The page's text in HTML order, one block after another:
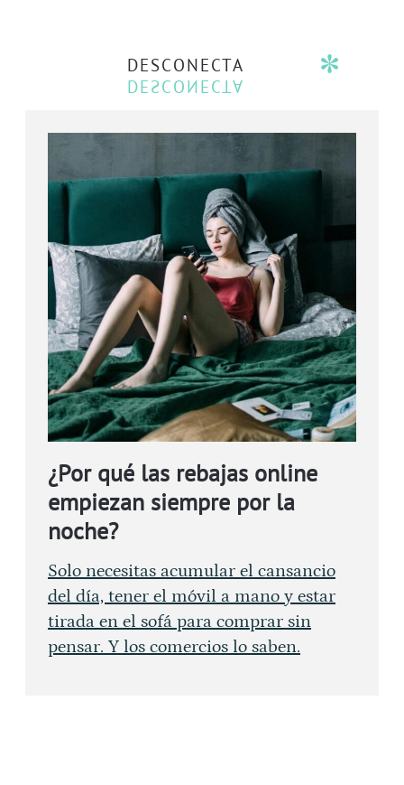
DESCONECTA
¿Por qué las rebajas online
empiezan siempre por la
noche?
Solo necesitas acumular el cansancio
del día, tener el móvil a mano y estar
tirada en el sofá para comprar sin
pensar. Y los comercios lo saben.